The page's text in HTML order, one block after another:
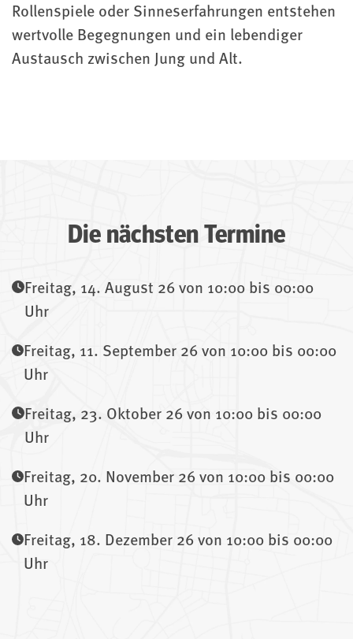
Rollenspiele oder Sinneserfahrungen entstehen
wertvolle Begegnungen und ein lebendiger
Austausch zwischen Jung und Alt.
Die nächsten Termine
Freitag, 14. August 26 von 10:00 bis 00:00
Uhr
Freitag, 11. September 26 von 10:00 bis 00:00
Uhr
Freitag, 23. Oktober 26 von 10:00 bis 00:00
Uhr
Freitag, 20. November 26 von 10:00 bis 00:00
Uhr
Freitag, 18. Dezember 26 von 10:00 bis 00:00
Uhr